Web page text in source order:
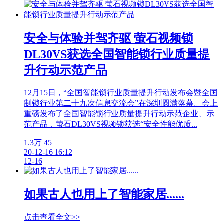
安全与体验并驾齐驱 萤石视频锁
DL30VS获选全国智能锁行业质量提
升行动示范产品
12月15日，“全国智能锁行业质量提升行动发布会暨全国
制锁行业第二十九次信息交流会”在深圳圆满落幕。会上
重磅发布了全国智能锁行业质量提升行动示范企业、示
范产品，萤石DL30VS视频锁获选“安全性能优质...
1.3万 45
20-12-16 16:12
12-16
如果古人也用上了智能家居......
点击查看全文>>